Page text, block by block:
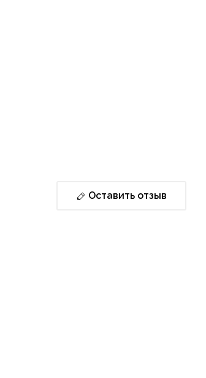
Оставить отзыв